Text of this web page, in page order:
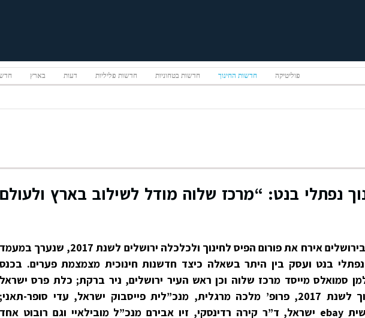
פוליטיקה חדשות החינוך חדשות בטחוניות חדשות פליליות דעות בארץ
נפתלי בנט: “מרכז שלוה מודל לשילוב בארץ ולעולם
מרכז שלוה בירושלים אירח את פורום הפיס לחינוך ולכלכלה ירושלים לשנת 2017, שנערך במעמד
בנט ועסק בין היתר בשאלה כיצד חדשנות חינוכית מצמצמת פערים. בכנס
סמואלס מייסד מרכז שלוה וכן ראש העיר ירושלים, ניר ברקת; כלת פרס ישראל
לחקר החינוך לשנת 2017, פרופ’ מלכה מרגלית, מנכ”לית פייסבוק ישראל, עדי סופר-תאני;
מדענית ראשית ebay ישראל, ד”ר קירה רדינסקי, זיו אבירם מנכ”ל מובילאיי וגם רובוט אחד